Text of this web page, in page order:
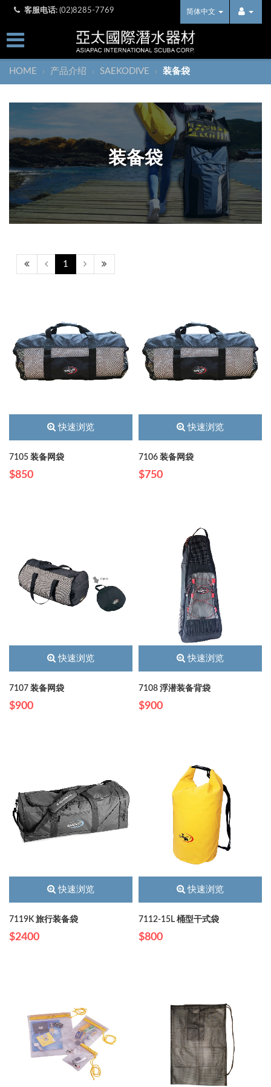
客服电话: (02)8285-7769 简体中文
HOME › 产品介绍 › SAEKODIVE › 装备袋
装备袋
1
快速浏览
7105 装备网袋
$850
快速浏览
7106 装备网袋
$750
快速浏览
7107 装备网袋
$900
快速浏览
7108 浮潜装备背袋
$900
快速浏览
7119K 旅行装备袋
$2400
快速浏览
7112-15L 桶型干式袋
$800